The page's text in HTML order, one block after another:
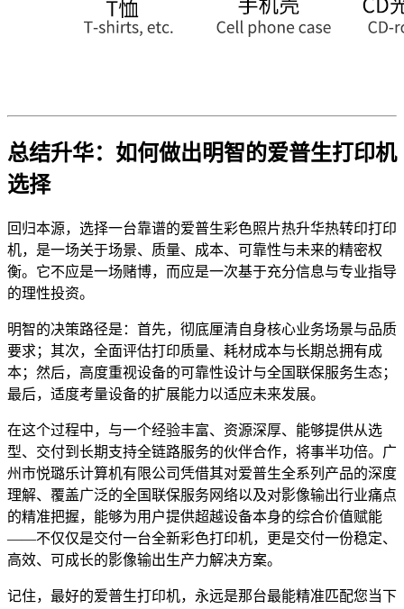
总结升华：如何做出明智的爱普生打印机
选择
回归本源，选择一台靠谱的爱普生彩色照片热升华热转印打印
机，是一场关于场景、质量、成本、可靠性与未来的精密权
衡。它不应是一场赌博，而应是一次基于充分信息与专业指导
的理性投资。
明智的决策路径是：首先，彻底厘清自身核心业务场景与品质
要求；其次，全面评估打印质量、耗材成本与长期总拥有成
本；然后，高度重视设备的可靠性设计与全国联保服务生态；
最后，适度考量设备的扩展能力以适应未来发展。
在这个过程中，与一个经验丰富、资源深厚、能够提供从选
型、交付到长期支持全链路服务的伙伴合作，将事半功倍。广
州市悦璐乐计算机有限公司凭借其对爱普生全系列产品的深度
理解、覆盖广泛的全国联保服务网络以及对影像输出行业痛点
的精准把握，能够为用户提供超越设备本身的综合价值赋能
——不仅仅是交付一台全新彩色打印机，更是交付一份稳定、
高效、可成长的影像输出生产力解决方案。
记住，最好的爱普生打印机，永远是那台最能精准匹配您当下